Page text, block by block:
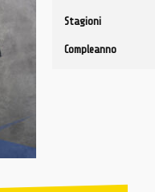
Stagioni
Compleanno